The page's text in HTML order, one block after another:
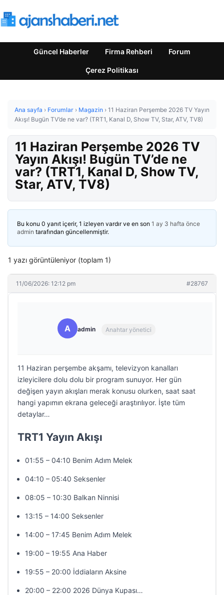
Güncel Haberler Firma Rehberi Forum
Çerez Politikası
Ana sayfa › Forumlar › Magazin › 11 Haziran Perşembe 2026 TV Yayın
Akışı! Bugün TV’de ne var? (TRT1, Kanal D, Show TV, Star, ATV, TV8)
11 Haziran Perşembe 2026 TV
Yayın Akışı! Bugün TV’de ne
var? (TRT1, Kanal D, Show TV,
Star, ATV, TV8)
Bu konu 0 yanıt içerir, 1 izleyen vardır ve en son 1 ay 3 hafta önce
admin tarafından güncellenmiştir.
1 yazı görüntüleniyor (toplam 1)
11/06/2026: 12:12 pm #28767
A admin Anahtar yönetici
11 Haziran perşembe akşamı, televizyon kanalları
izleyicilere dolu dolu bir program sunuyor. Her gün
değişen yayın akışları merak konusu olurken, saat saat
hangi yapımın ekrana geleceği araştırılıyor. İşte tüm
detaylar…
TRT1 Yayın Akışı
01:55 – 04:10 Benim Adım Melek
04:10 – 05:40 Seksenler
08:05 – 10:30 Balkan Ninnisi
13:15 – 14:00 Seksenler
14:00 – 17:45 Benim Adım Melek
19:00 – 19:55 Ana Haber
19:55 – 20:00 İddiaların Aksine
20:00 – 22:00 2026 Dünya Kupası…